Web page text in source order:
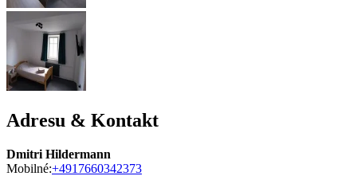
Adresu & Kontakt
Dmitri Hildermann
Mobilné:+4917660342373